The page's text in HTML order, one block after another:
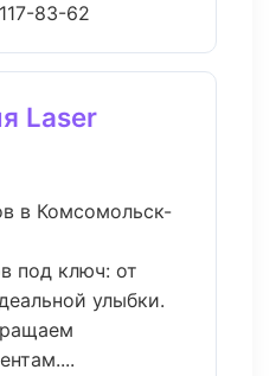
83-62
Laser
в Комсомольск-
под ключ: от
улыбки.